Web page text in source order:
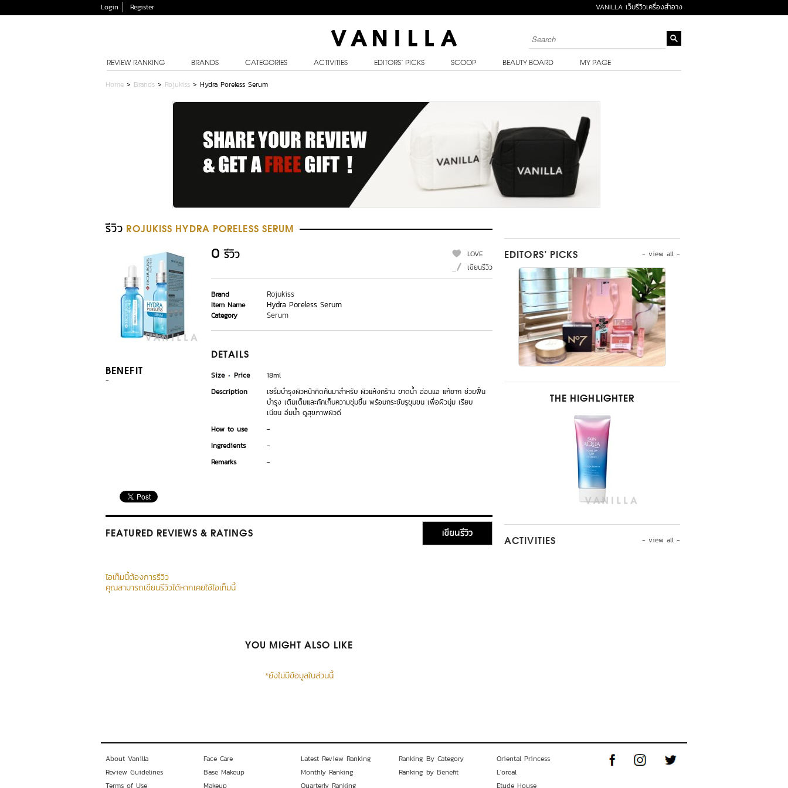
Login Register VANILLA เว็บรีวิวเครื่องสำอาง
REVIEW RANKING BRANDS CATEGORIES ACTIVITIES EDITORS’ PICKS SCOOP BEAUTY BOARD MY PAGE
Home > Brands > Rojukiss > Hydra Poreless Serum
รีวิว ROJUKISS HYDRA PORELESS SERUM
BENEFIT
-
0 รีวิว
LOVE
เขียนรีวิว
Brand Rojukiss
Item Name Hydra Poreless Serum
Category Serum
DETAILS
Size Price
18ml
Description
เซรั่มบำรุงผิวหน้าคิดค้นมาสำหรับ ผิวแห้งกร้าน ขาดน้ำ อ่อนแอ แก้ยาก ช่วยฟื้น
บำรุง เติมเต็มและกักเก็บความชุ่มชื้น พร้อมกระชับรูขุมขน เพื่อผิวนุ่ม เรียบ
เนียน อิ่มน้ำ ดูสุขภาพผิวดี
How to use
-
Ingredients
-
Remarks
-
FEATURED REVIEWS & RATINGS เขียนรีวิว
ไอเท็มนี้ต้องการรีวิว
คุณสามารถเขียนรีวิวได้หากเคยใช้ไอเท็มนี้
YOU MIGHT ALSO LIKE
*ยังไม่มีข้อมูลในส่วนนี้
- view all -
EDITORS’ PICKS
THE HIGHLIGHTER
- view all -
ACTIVITIES
About Vanilla
Review Guidelines
Terms of Use
Face Care
Base Makeup
Makeup
Latest Review Ranking
Monthly Ranking
Quarterly Ranking
Ranking By Category
Ranking by Benefit
Oriental Princess
L'oreal
Etude House